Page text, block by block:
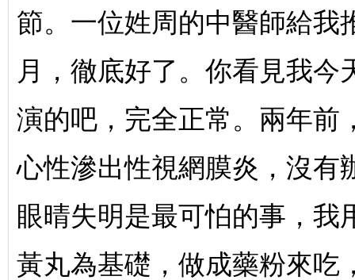
節。一位姓周的中醫師給我
月，徹底好了。你看見我
演的吧，完全正常。兩年前
心性滲出性視網膜炎，沒有
眼晴失明是最可怕的事，我
黃丸為基礎，做成藥粉來吃